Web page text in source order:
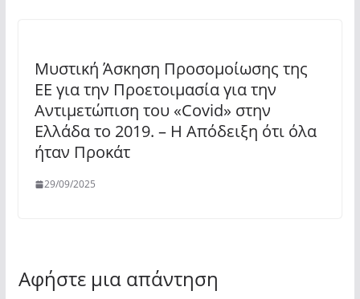
Μυστική Άσκηση Προσομοίωσης της
ΕΕ για την Προετοιμασία για την
Αντιμετώπιση του «Covid» στην
Ελλάδα το 2019. – Η Απόδειξη ότι όλα
ήταν Προκάτ
29/09/2025
Αφήστε μια απάντηση